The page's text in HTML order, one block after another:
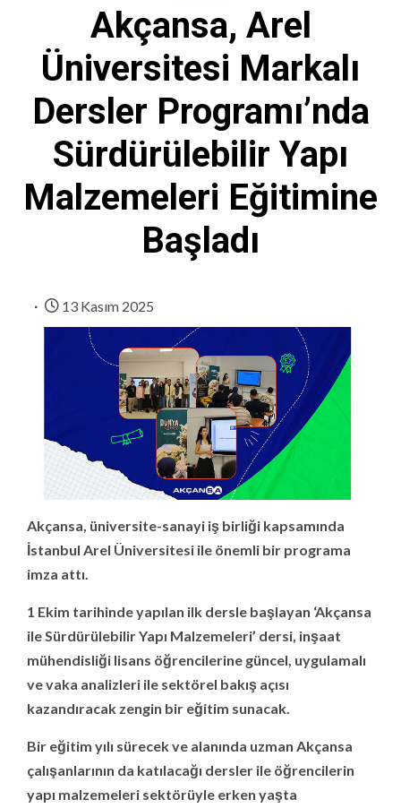
Akçansa, Arel
Üniversitesi Markalı
Dersler Programı’nda
Sürdürülebilir Yapı
Malzemeleri Eğitimine
Başladı
13 Kasım 2025
Akçansa, üniversite-sanayi iş birliği kapsamında
İstanbul Arel Üniversitesi ile önemli bir programa
imza attı.
1 Ekim tarihinde yapılan ilk dersle başlayan ‘Akçansa
ile Sürdürülebilir Yapı Malzemeleri’ dersi, inşaat
mühendisliği lisans öğrencilerine güncel, uygulamalı
ve vaka analizleri ile sektörel bakış açısı
kazandıracak zengin bir eğitim sunacak.
Bir eğitim yılı sürecek ve alanında uzman Akçansa
çalışanlarının da katılacağı dersler ile öğrencilerin
yapı malzemeleri sektörüyle erken yaşta